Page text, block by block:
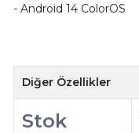
- Android 14 ColorOS
Diğer Özellikler
Stok